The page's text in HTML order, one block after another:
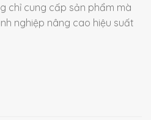
chỉ cung cấp sản phẩm mà
nghiệp nâng cao hiệu suất